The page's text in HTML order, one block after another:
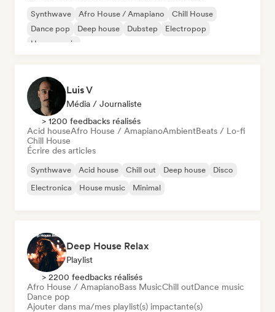
Synthwave Afro House / Amapiano
Chill House
Dance pop
Deep house Dubstep
Electropop
House music
Luis V
Média / Journaliste
> 1200 feedbacks réalisés
Acid houseAfro House / AmapianoAmbientBeats / Lo-fi
Chill House
Écrire des articles
Synthwave Acid house Chill out Deep house
Disco
Electronica
House music Minimal
Deep House Relax
Playlist
> 2200 feedbacks réalisés
Afro House / AmapianoBass MusicChill outDance music
Dance pop
Ajouter dans ma/mes playlist(s) impactante(s)